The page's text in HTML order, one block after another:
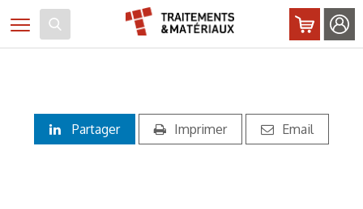
Toggle navigation
Partager Imprimer Email
Panneau de gestion des cookies